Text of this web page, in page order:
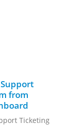
Support
from
Ticketing